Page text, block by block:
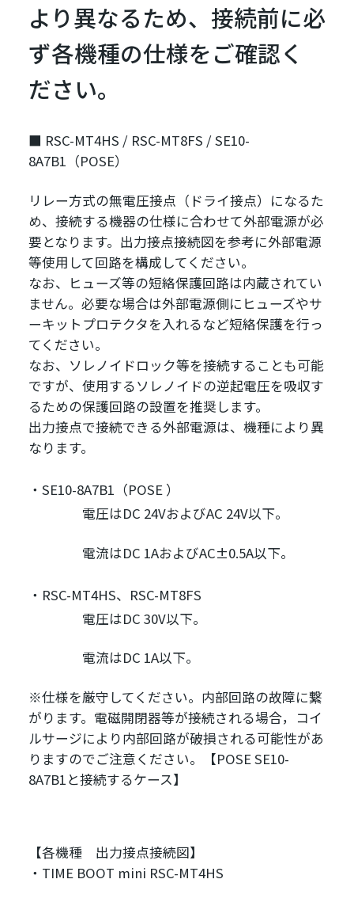
より異なるため、接続前に必
ず各機種の仕様をご確認く
ださい。
■ RSC-MT4HS / RSC-MT8FS / SE10-
8A7B1（POSE）
リレー方式の無電圧接点（ドライ接点）になるた
め、接続する機器の仕様に合わせて外部電源が必
要となります。出力接点接続図を参考に外部電源
等使用して回路を構成してください。
なお、ヒューズ等の短絡保護回路は内蔵されてい
ません。必要な場合は外部電源側にヒューズやサ
ーキットプロテクタを入れるなど短絡保護を行っ
てください。
なお、ソレノイドロック等を接続することも可能
ですが、使用するソレノイドの逆起電圧を吸収す
るための保護回路の設置を推奨します。
出力接点で接続できる外部電源は、機種により異
なります。
SE10-8A7B1（POSE ）
電圧はDC 24VおよびAC 24V以下。
電流はDC 1AおよびAC±0.5A以下。
RSC-MT4HS、RSC-MT8FS
電圧はDC 30V以下。
電流はDC 1A以下。
※仕様を厳守してください。内部回路の故障に繋
がります。電磁開閉器等が接続される場合，コイ
ルサージにより内部回路が破損される可能性があ
りますのでご注意ください。
【POSE SE10-
8A7B1と接続するケース】
【各機種 出力接点接続図】
・ TIME BOOT mini RSC-MT4HS